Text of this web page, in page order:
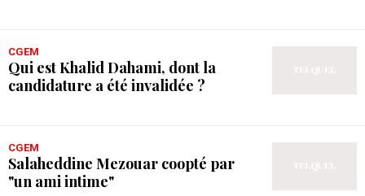
CGEM
Qui est Khalid Dahami, dont la
candidature a été invalidée ?
CGEM
Salaheddine Mezouar coopté par
"un ami intime"